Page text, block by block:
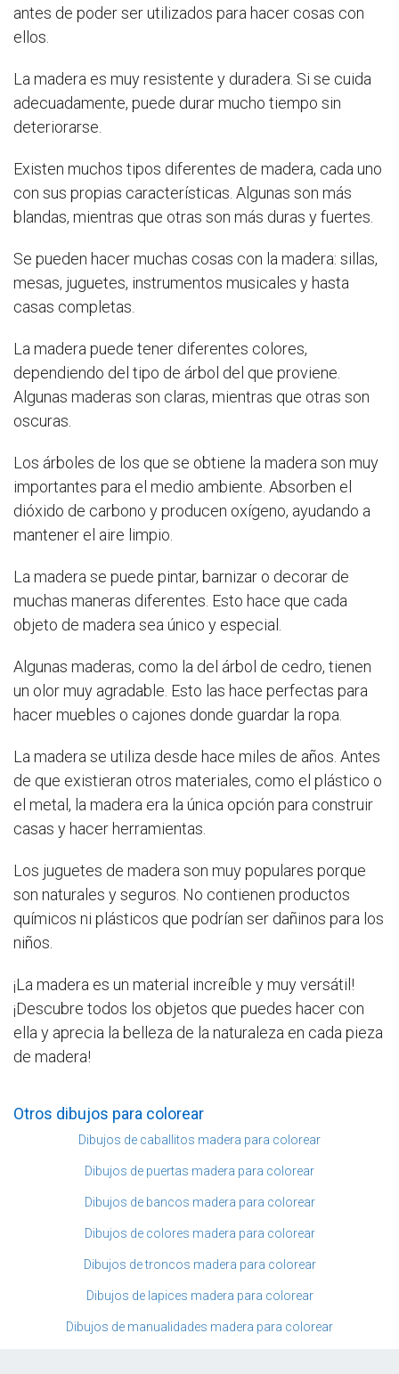
antes de poder ser utilizados para hacer cosas con
ellos.
La madera es muy resistente y duradera. Si se cuida
adecuadamente, puede durar mucho tiempo sin
deteriorarse.
Existen muchos tipos diferentes de madera, cada uno
con sus propias características. Algunas son más
blandas, mientras que otras son más duras y fuertes.
Se pueden hacer muchas cosas con la madera: sillas,
mesas, juguetes, instrumentos musicales y hasta
casas completas.
La madera puede tener diferentes colores,
dependiendo del tipo de árbol del que proviene.
Algunas maderas son claras, mientras que otras son
oscuras.
Los árboles de los que se obtiene la madera son muy
importantes para el medio ambiente. Absorben el
dióxido de carbono y producen oxígeno, ayudando a
mantener el aire limpio.
La madera se puede pintar, barnizar o decorar de
muchas maneras diferentes. Esto hace que cada
objeto de madera sea único y especial.
Algunas maderas, como la del árbol de cedro, tienen
un olor muy agradable. Esto las hace perfectas para
hacer muebles o cajones donde guardar la ropa.
La madera se utiliza desde hace miles de años. Antes
de que existieran otros materiales, como el plástico o
el metal, la madera era la única opción para construir
casas y hacer herramientas.
Los juguetes de madera son muy populares porque
son naturales y seguros. No contienen productos
químicos ni plásticos que podrían ser dañinos para los
niños.
¡La madera es un material increíble y muy versátil!
¡Descubre todos los objetos que puedes hacer con
ella y aprecia la belleza de la naturaleza en cada pieza
de madera!
Otros dibujos para colorear
Dibujos de caballitos madera para colorear
Dibujos de puertas madera para colorear
Dibujos de bancos madera para colorear
Dibujos de colores madera para colorear
Dibujos de troncos madera para colorear
Dibujos de lapices madera para colorear
Dibujos de manualidades madera para colorear